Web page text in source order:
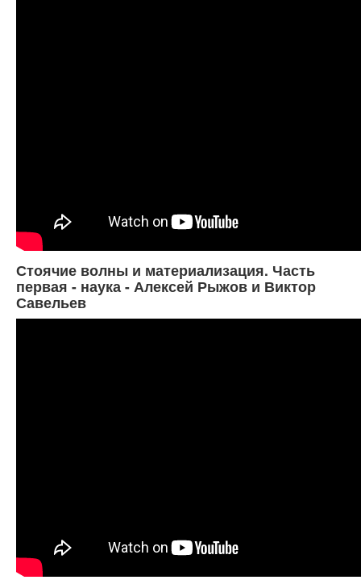
Стоячие волны и материализация. Часть
первая - наука - Алексей Рыжов и Виктор
Савельев